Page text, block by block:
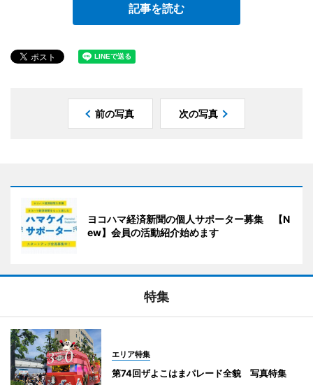
記事を読む
前の写真 次の写真
ヨコハマ経済新聞の個人サポーター募集 【N
ew】会員の活動紹介始めます
特集
エリア特集
第74回ザよこはまパレード全貌 写真特集